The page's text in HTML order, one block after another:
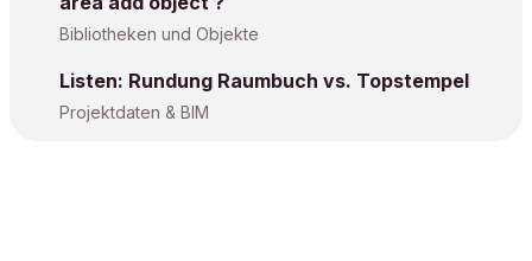
Bibliotheken und Objekte
Listen: Rundung Raumbuch vs. Topstempel
Projektdaten & BIM